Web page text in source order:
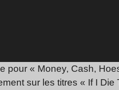
pour « Money, Cash,
sur les titres « If I Die